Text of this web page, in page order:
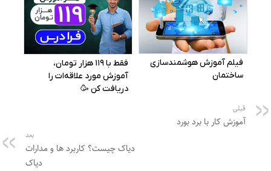
قبلی
آموزش کار با برد بورد
بعد
دیاک چیست؟ کاربرد ها و مدارات
دیاک